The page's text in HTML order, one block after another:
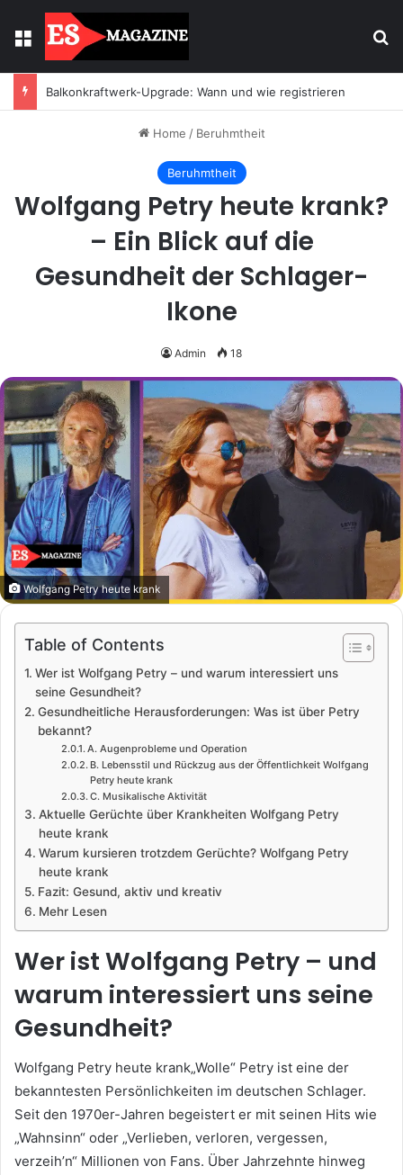
Menu
Balkonkraftwerk-Upgrade: Wann und wie registrieren
Home / Beruhmtheit
Beruhmtheit
Wolfgang Petry heute krank?
– Ein Blick auf die
Gesundheit der Schlager-
Ikone
Admin 18
Wolfgang Petry heute krank
Table of Contents
Wer ist Wolfgang Petry – und warum interessiert uns
seine Gesundheit?
Gesundheitliche Herausforderungen: Was ist über Petry
bekannt?
A. Augenprobleme und Operation
B. Lebensstil und Rückzug aus der Öffentlichkeit Wolfgang
Petry heute krank
C. Musikalische Aktivität
Aktuelle Gerüchte über Krankheiten Wolfgang Petry
heute krank
Warum kursieren trotzdem Gerüchte? Wolfgang Petry
heute krank
Fazit: Gesund, aktiv und kreativ
Mehr Lesen
Wer ist Wolfgang Petry – und
warum interessiert uns seine
Gesundheit?
Wolfgang Petry heute krank„Wolle“ Petry ist eine der
bekanntesten Persönlichkeiten im deutschen Schlager.
Seit den 1970er-Jahren begeistert er mit seinen Hits wie
„Wahnsinn“ oder „Verlieben, verloren, vergessen,
verzeih’n“ Millionen von Fans. Über Jahrzehnte hinweg